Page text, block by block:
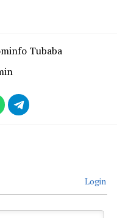
Tubaba
Login